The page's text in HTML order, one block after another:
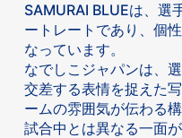
SAMURAI BLUEは、選
ートレートであり、個
なっています。
なでしこジャパンは、
交差する表情を捉えた
ームの雰囲気が伝わる
試合中とは異なる一面